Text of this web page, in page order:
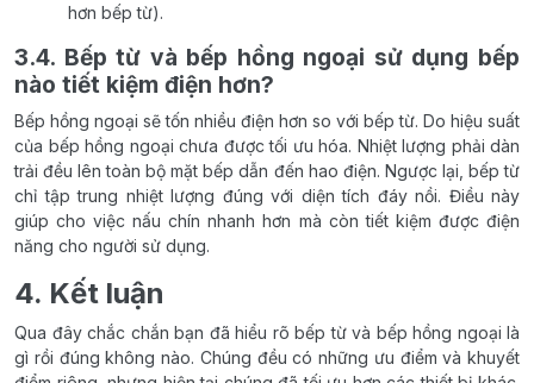
hơn bếp từ).
3.4. Bếp từ và bếp hồng ngoại sử dụng bếp
nào tiết kiệm điện hơn?
Bếp hồng ngoại sẽ tốn nhiều điện hơn so với bếp từ. Do hiệu suất
của bếp hồng ngoại chưa được tối ưu hóa. Nhiệt lượng phải dàn
trải đều lên toàn bộ mặt bếp dẫn đến hao điện. Ngược lại, bếp từ
chỉ tập trung nhiệt lượng đúng với diện tích đáy nồi. Điều này
giúp cho việc nấu chín nhanh hơn mà còn tiết kiệm được điện
năng cho người sử dụng.
4. Kết luận
Qua đây chắc chắn bạn đã hiểu rõ bếp từ và bếp hồng ngoại là
gì rồi đúng không nào. Chúng đều có những ưu điểm và khuyết